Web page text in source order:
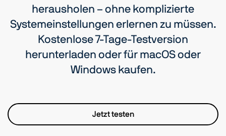
macOS
Datumszähler
macOS und Windows
herausholen – ohne komplizierte
Systemeinstellungen erlernen zu müssen.
Kostenlose 7-Tage-Testversion
herunterladen oder für macOS oder
Windows kaufen.
Jetzt testen